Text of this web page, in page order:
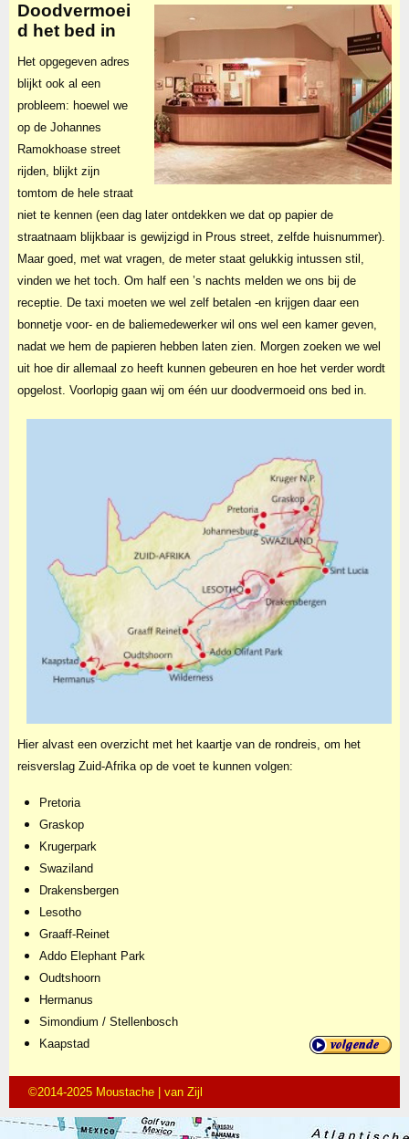
Doodvermoei
d het bed in
Het opgegeven adres
blijkt ook al een
probleem: hoewel we
op de Johannes
Ramokhoase street
rijden, blijkt zijn
tomtom de hele straat
niet te kennen (een dag later ontdekken we dat op papier de
straatnaam blijkbaar is gewijzigd in Prous street, zelfde huisnummer).
Maar goed, met wat vragen, de meter staat gelukkig intussen stil,
vinden we het toch. Om half een ’s nachts melden we ons bij de
receptie. De taxi moeten we wel zelf betalen -en krijgen daar een
bonnetje voor- en de baliemedewerker wil ons wel een kamer geven,
nadat we hem de papieren hebben laten zien. Morgen zoeken we wel
uit hoe dir allemaal zo heeft kunnen gebeuren en hoe het verder wordt
opgelost. Voorlopig gaan wij om één uur doodvermoeid ons bed in.
Hier alvast een overzicht met het kaartje van de rondreis, om het
reisverslag Zuid-Afrika op de voet te kunnen volgen:
Pretoria
Graskop
Krugerpark
Swaziland
Drakensbergen
Lesotho
Graaff-Reinet
Addo Elephant Park
Oudtshoorn
Hermanus
Simondium / Stellenbosch
Kaapstad
©2014-2025 Moustache | van Zijl